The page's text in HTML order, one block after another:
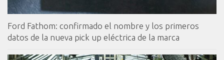
Ford Fathom: confirmado el nombre y los primeros
datos de la nueva pick up eléctrica de la marca